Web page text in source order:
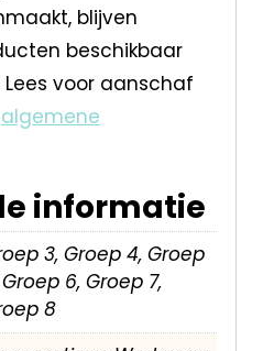
blijven
beschikbaar
Lees voor aanschaf
algemene
informatie
3, Groep 4, Groep
6, Groep 7,
8